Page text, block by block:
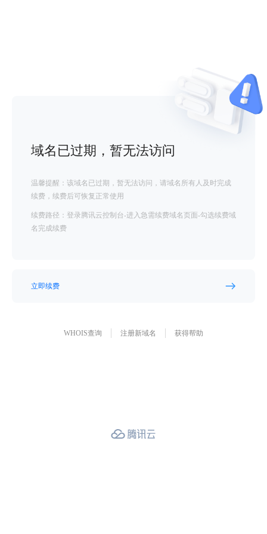
域名已过期，暂无法访问
温馨提醒：该域名已过期，暂无法访问，请域名所有人及时完成
续费，续费后可恢复正常使用
续费路径：登录腾讯云控制台-进入急需续费域名页面-勾选续费域
名完成续费
立即续费
WHOIS查询 注册新域名 获得帮助